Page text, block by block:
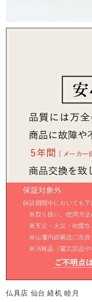
仏具店 仙台 経机 睦月